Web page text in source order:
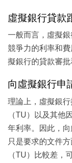
虛擬銀行貸款
一般而言，虛擬
競爭力的利率和
擬銀行的貸款審批
向虛擬銀行申
理論上，虛擬銀
（TU）以及其他
年利率。因此，
只是要求的文件
（TU）比較差，